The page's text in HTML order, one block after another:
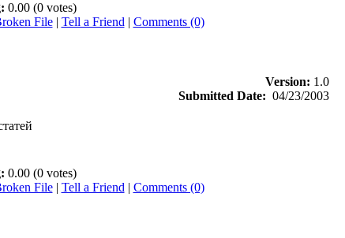
0.00 (0 votes)
File| Tell a Friend | Comments (0)
Version: 1.0
Submitted Date: 04/23/2003
0.00 (0 votes)
File| Tell a Friend | Comments (0)